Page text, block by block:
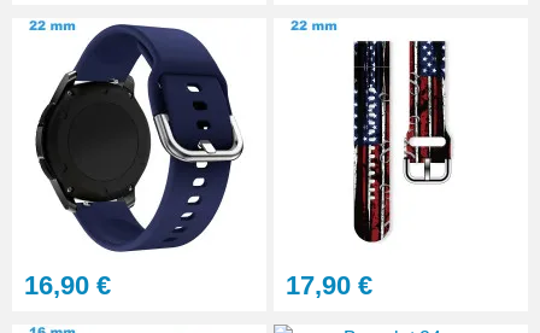
7,90 €
Outil pointeau de pose suisse
professionnel BERGEON
28,90 €
Interchangeable
16,90 € 17,90 €